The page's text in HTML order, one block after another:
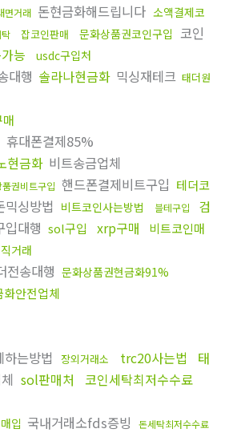
면거래 돈현금화해드립니다 소액결제코
잡코인판매 문화상품권코인구입 코인
능 usdc구입처
대행 솔라나현금화 믹싱재테크 태더원
휴대폰결제85%
현금화 비트송금업체
권비트구입 핸드폰결제비트구입 테더코
믹싱방법 비트코인사는방법 블테구입
검
대행 sol구입 xrp구매
비트코인매
거래
전송대행 문화상품권현금화91%
화안전업체
하는방법 장외거래소 trc20사는법
태
sol판매처
코인세탁최저수수료
입 국내거래소fds증빙 돈세탁최저수수료